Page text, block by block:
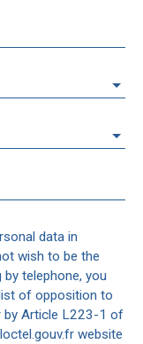
data in
wish to be the
telephone, you
of opposition to
by Article L223-1 of
website